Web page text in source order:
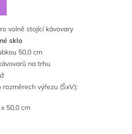
volně stojící kávovary
sklo
50,0 cm
na trhu
výřezu (ŠxV):
50,0 cm